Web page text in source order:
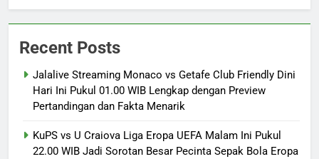
Recent Posts
Jalalive Streaming Monaco vs Getafe Club Friendly Dini
Hari Ini Pukul 01.00 WIB Lengkap dengan Preview
Pertandingan dan Fakta Menarik
KuPS vs U Craiova Liga Eropa UEFA Malam Ini Pukul
22.00 WIB Jadi Sorotan Besar Pecinta Sepak Bola Eropa